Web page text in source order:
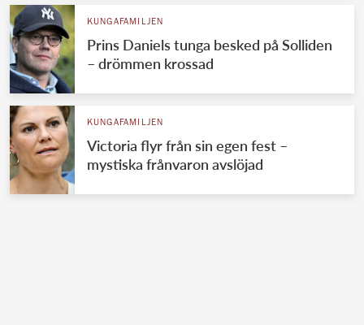
KUNGAFAMILJEN
Prins Daniels tunga besked på Solliden
– drömmen krossad
KUNGAFAMILJEN
Victoria flyr från sin egen fest –
mystiska frånvaron avslöjad